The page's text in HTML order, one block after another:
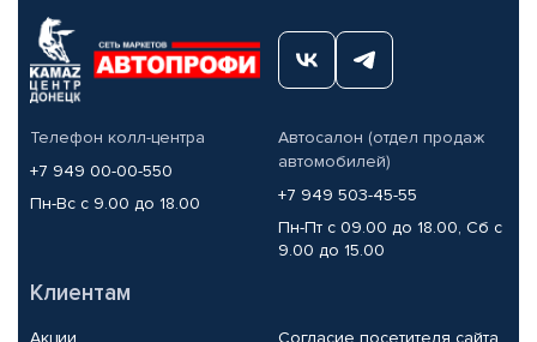
Телефон колл-центра
+7 949 00-00-550
Пн-Вс с 9.00 до 18.00
Автосалон (отдел продаж
автомобилей)
+7 949 503-45-55
Пн-Пт с 09.00 до 18.00, Сб с
9.00 до 15.00
Клиентам
Акции Согласие посетителя сайта